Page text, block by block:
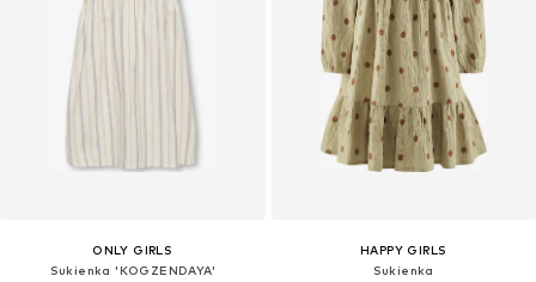
ONLY GIRLS
Sukienka 'KOGZENDAYA'
HAPPY GIRLS
Sukienka